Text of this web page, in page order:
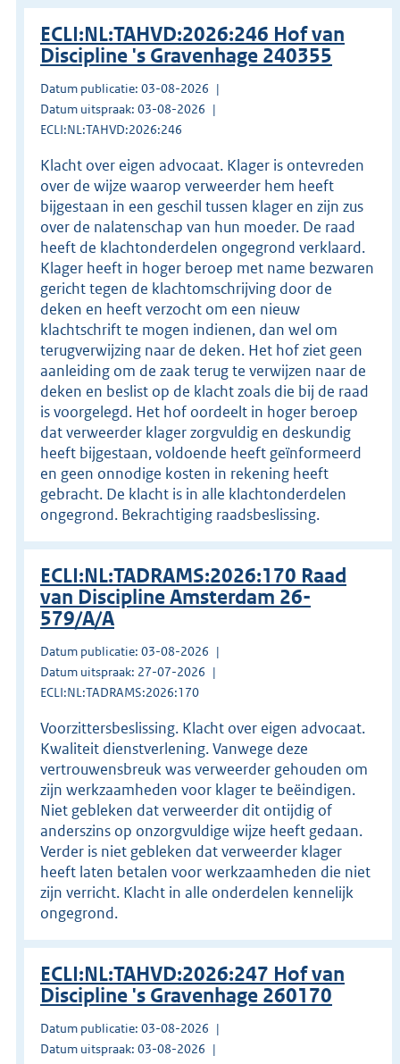
ECLI:NL:TAHVD:2026:246 Hof van
Discipline 's Gravenhage 240355
Datum publicatie: 03-08-2026
Datum uitspraak: 03-08-2026
ECLI:NL:TAHVD:2026:246
Klacht over eigen advocaat. Klager is ontevreden
over de wijze waarop verweerder hem heeft
bijgestaan in een geschil tussen klager en zijn zus
over de nalatenschap van hun moeder. De raad
heeft de klachtonderdelen ongegrond verklaard.
Klager heeft in hoger beroep met name bezwaren
gericht tegen de klachtomschrijving door de
deken en heeft verzocht om een nieuw
klachtschrift te mogen indienen, dan wel om
terugverwijzing naar de deken. Het hof ziet geen
aanleiding om de zaak terug te verwijzen naar de
deken en beslist op de klacht zoals die bij de raad
is voorgelegd. Het hof oordeelt in hoger beroep
dat verweerder klager zorgvuldig en deskundig
heeft bijgestaan, voldoende heeft geïnformeerd
en geen onnodige kosten in rekening heeft
gebracht. De klacht is in alle klachtonderdelen
ongegrond. Bekrachtiging raadsbeslissing.
ECLI:NL:TADRAMS:2026:170 Raad
van Discipline Amsterdam 26-
579/A/A
Datum publicatie: 03-08-2026
Datum uitspraak: 27-07-2026
ECLI:NL:TADRAMS:2026:170
Voorzittersbeslissing. Klacht over eigen advocaat.
Kwaliteit dienstverlening. Vanwege deze
vertrouwensbreuk was verweerder gehouden om
zijn werkzaamheden voor klager te beëindigen.
Niet gebleken dat verweerder dit ontijdig of
anderszins op onzorgvuldige wijze heeft gedaan.
Verder is niet gebleken dat verweerder klager
heeft laten betalen voor werkzaamheden die niet
zijn verricht. Klacht in alle onderdelen kennelijk
ongegrond.
ECLI:NL:TAHVD:2026:247 Hof van
Discipline 's Gravenhage 260170
Datum publicatie: 03-08-2026
Datum uitspraak: 03-08-2026